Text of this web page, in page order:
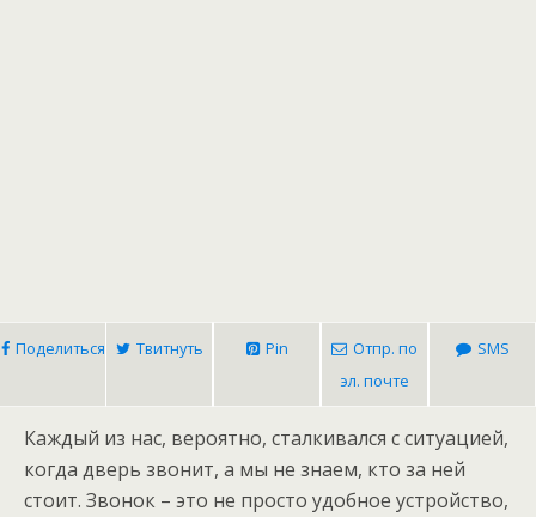
Поделиться Твитнуть Pin
Отпр. по
эл. почте
SMS
Каждый из нас, вероятно, сталкивался с ситуацией,
когда дверь звонит, а мы не знаем, кто за ней
стоит. Звонок – это не просто удобное устройство,